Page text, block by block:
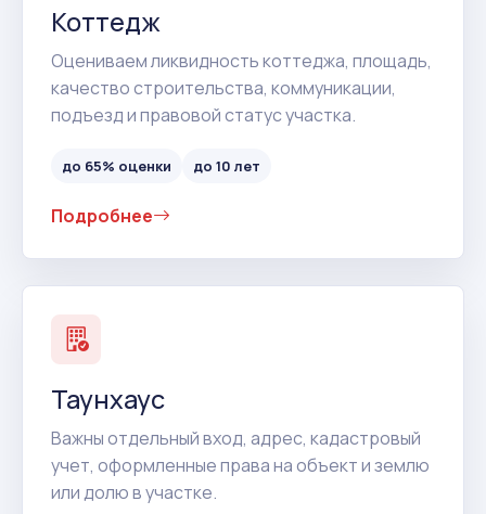
Коттедж
Оцениваем ликвидность коттеджа, площадь,
качество строительства, коммуникации,
подъезд и правовой статус участка.
до 65% оценки до 10 лет
Подробнее
Таунхаус
Важны отдельный вход, адрес, кадастровый
учет, оформленные права на объект и землю
или долю в участке.